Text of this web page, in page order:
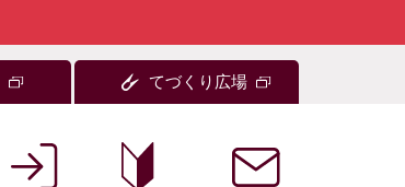
てづくり広場